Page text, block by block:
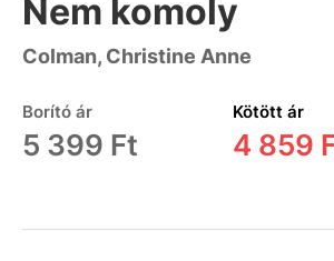
Nem komoly
Colman, Christine Anne
Borító ár
5 399 Ft
Kötött ár
4 859